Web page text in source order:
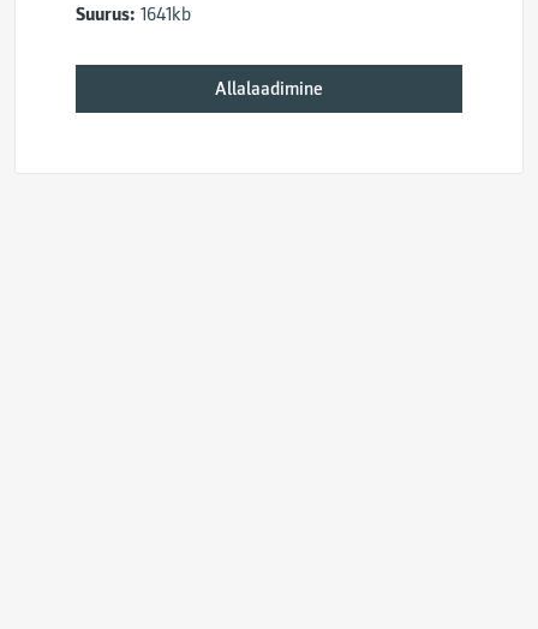
Suurus: 1641kb
Allalaadimine